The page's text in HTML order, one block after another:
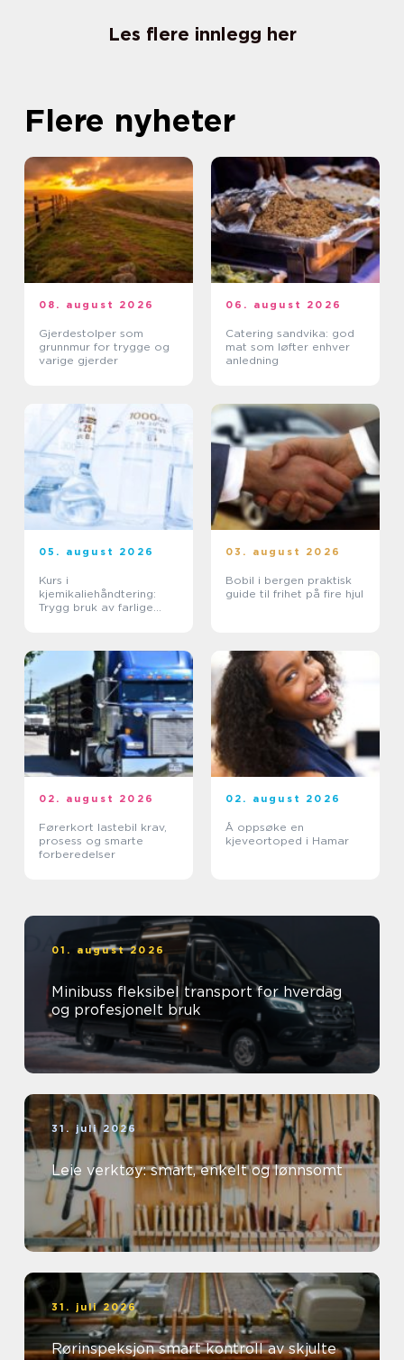
Les flere innlegg her
Flere nyheter
08. august 2026
Gjerdestolper som
grunnmur for trygge og
varige gjerder
06. august 2026
Catering sandvika: god
mat som løfter enhver
anledning
05. august 2026
Kurs i
kjemikaliehåndtering:
Trygg bruk av farlige
03. august 2026
Bobil i bergen praktisk
guide til frihet på fire hjul
02. august 2026
Førerkort lastebil krav,
prosess og smarte
forberedelser
02. august 2026
Å oppsøke en
kjeveortoped i Hamar
01. august 2026
Minibuss fleksibel transport for hverdag
og profesjonelt bruk
31. juli 2026
Leie verktøy: smart, enkelt og lønnsomt
31. juli 2026
Rørinspeksjon smart kontroll av skjulte